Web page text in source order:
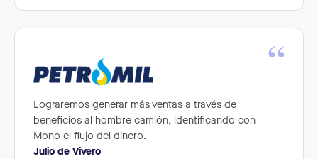
“
Lograremos generar más ventas a través de
beneficios al hombre camión, identificando con
Mono el flujo del dinero.
Julio de Vivero